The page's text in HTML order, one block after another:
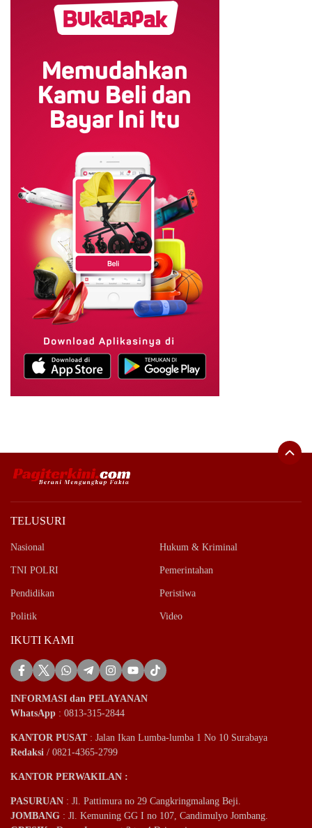
TELUSURI
Nasional Hukum & Kriminal
TNI POLRI Pemerintahan
Pendidikan Peristiwa
Politik Video
IKUTI KAMI
INFORMASI dan PELAYANAN
WhatsApp : 0813-315-2844
KANTOR PUSAT: Jalan Ikan Lumba-lumba 1 No 10 Surabaya
Redaksi / 0821-4365-2799
KANTOR PERWAKILAN :
PASURUAN : Jl. Pattimura no 29 Cangkringmalang Beji.
JOMBANG : Jl. Kemuning GG I no 107, Candimulyo Jombang.